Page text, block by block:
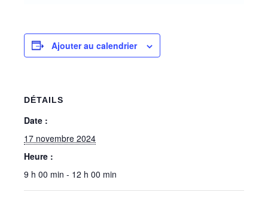
Ajouter au calendrier
DÉTAILS
Date :
17 novembre 2024
Heure :
9 h 00 min - 12 h 00 min